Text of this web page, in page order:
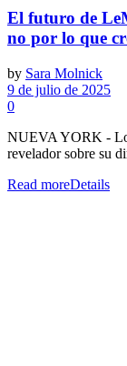
El futuro de
no por lo que
by Sara Molnick
9 de julio de 2025
0
NUEVA YORK -
revelador sobre su
Read moreDetails